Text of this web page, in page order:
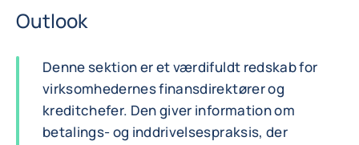
Outlook
Denne sektion er et værdifuldt redskab for
virksomhedernes finansdirektører og
kreditchefer. Den giver information om
betalings- og inddrivelsespraksis, der